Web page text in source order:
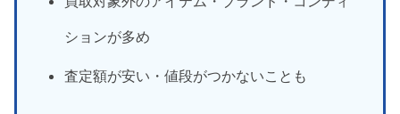
ションが多め
査定額が安い・値段がつかないことも